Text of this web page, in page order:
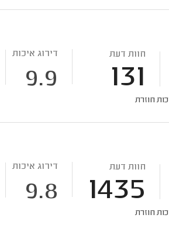
חוות דעת
131
דירוג איכות
9.9
חוזרת
חוות דעת
1435
דירוג איכות
9.8
חוזרת